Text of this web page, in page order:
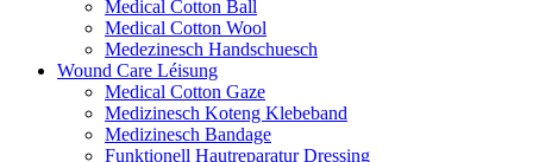
Medical Cotton Ball
Medical Cotton Wool
Medezinesch Handschuesch
Wound Care Léisung
Medical Cotton Gaze
Medizinesch Koteng Klebeband
Medizinesch Bandage
Funktionell Hautreparatur Dressing